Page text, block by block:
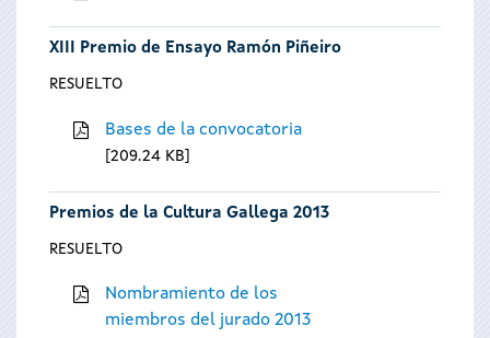
XIII Premio de Ensayo Ramón Piñeiro
RESUELTO
Bases de la convocatoria
209.24 KB
Premios de la Cultura Gallega 2013
RESUELTO
Nombramiento de los
miembros del jurado 2013